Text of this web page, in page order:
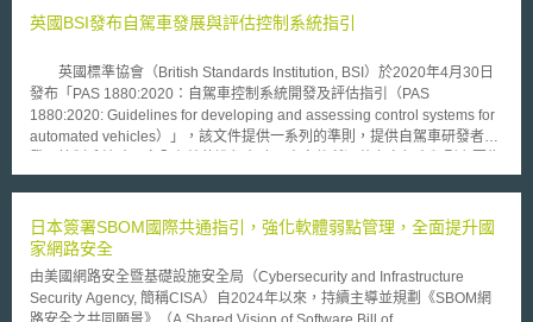
商承諾事後會簽署保密協議，但要求新創事業先行揭露其程式的原始碼等營
及有關開放式創新的相關知識不足等。基此，指針提出改善方案，例如，締
約前新創事業即先行區分出可直接向契約他方揭露的營業秘密、得透過締結
NDA約定揭露之營業秘密、以及不得揭露之營業秘密等；締結NDA時，應
盡可能具體約定營業秘密的使用目的、對象及範圍，並且考量到通常難以舉
證廠商違反保密協議，因此不建議揭露攸關新創事業核心能力（core
competence）的營業秘密。
繁殖之子代所衍生之食用肉品與乳製品；以及(4)禁止以食用為目的自境外
可靠數據資料而需進行評估之主體而言，在進行風險評估時，其仍將會不斷
地被不確定性問題所困擾；同時，EFSA在該報告中還強調：透過比對複製
動物與經傳統育種繁衍之動物後，其也將面臨「於動物健康及福利方面等重
要爭議問題」。另外，歐洲議會成員指出：將透過歐盟農場動物保護指令
管理局(FDA)早在2008(今)年1月份時即做出結論，認為：由複製牛、豬、
山羊與其子代所產生之肉品與牛奶，其安全性與食用從傳統育種動物所衍生
之食品並無二致。因此，專家們咸信，此類產品將會於2010年時正式進入
市場販售；而在歐洲方面則更進一步認為，日後在處理複製動物食用之問題
上，應要兼顧到動物福利之保護與獲得廣大消費者之信賴。
英國BSI發布自駕車發展與評估控制系統指引
英國標準協會（British Standards Institution, BSI）於2020年4月30日
發布「PAS 1880:2020：自駕車控制系統開發及評估指引（PAS
1880:2020: Guidelines for developing and assessing control systems for
automated vehicles）」，該文件提供一系列的準則，提供自駕車研發者於
於（研發者）所設計及規劃之特定運行範圍內（operational design
引中就自駕車之控制系統設計進行分類，並提出研發者應針對不同目的與重
點進行說明以及相關應遵循事項，其中應包含以下項目： 任務：自駕車之
務之面向。 感知運作：於任務中感知運作系統執行時，自駕車應可判斷其
是否遵循ODD之範圍，並可提供相關資料予決策系統。 決策：當決策系統
日本簽署SBOM國際共通指引，強化軟體弱點管理，全面提升國
家網路安全
由美國網路安全暨基礎設施安全局（Cybersecurity and Infrastructure
Security Agency, 簡稱CISA）自2024年以來，持續主導並規劃《SBOM網